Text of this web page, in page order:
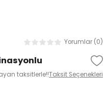
Yorumlar (0)
taksitlerle!!Taksit Seçenekleri